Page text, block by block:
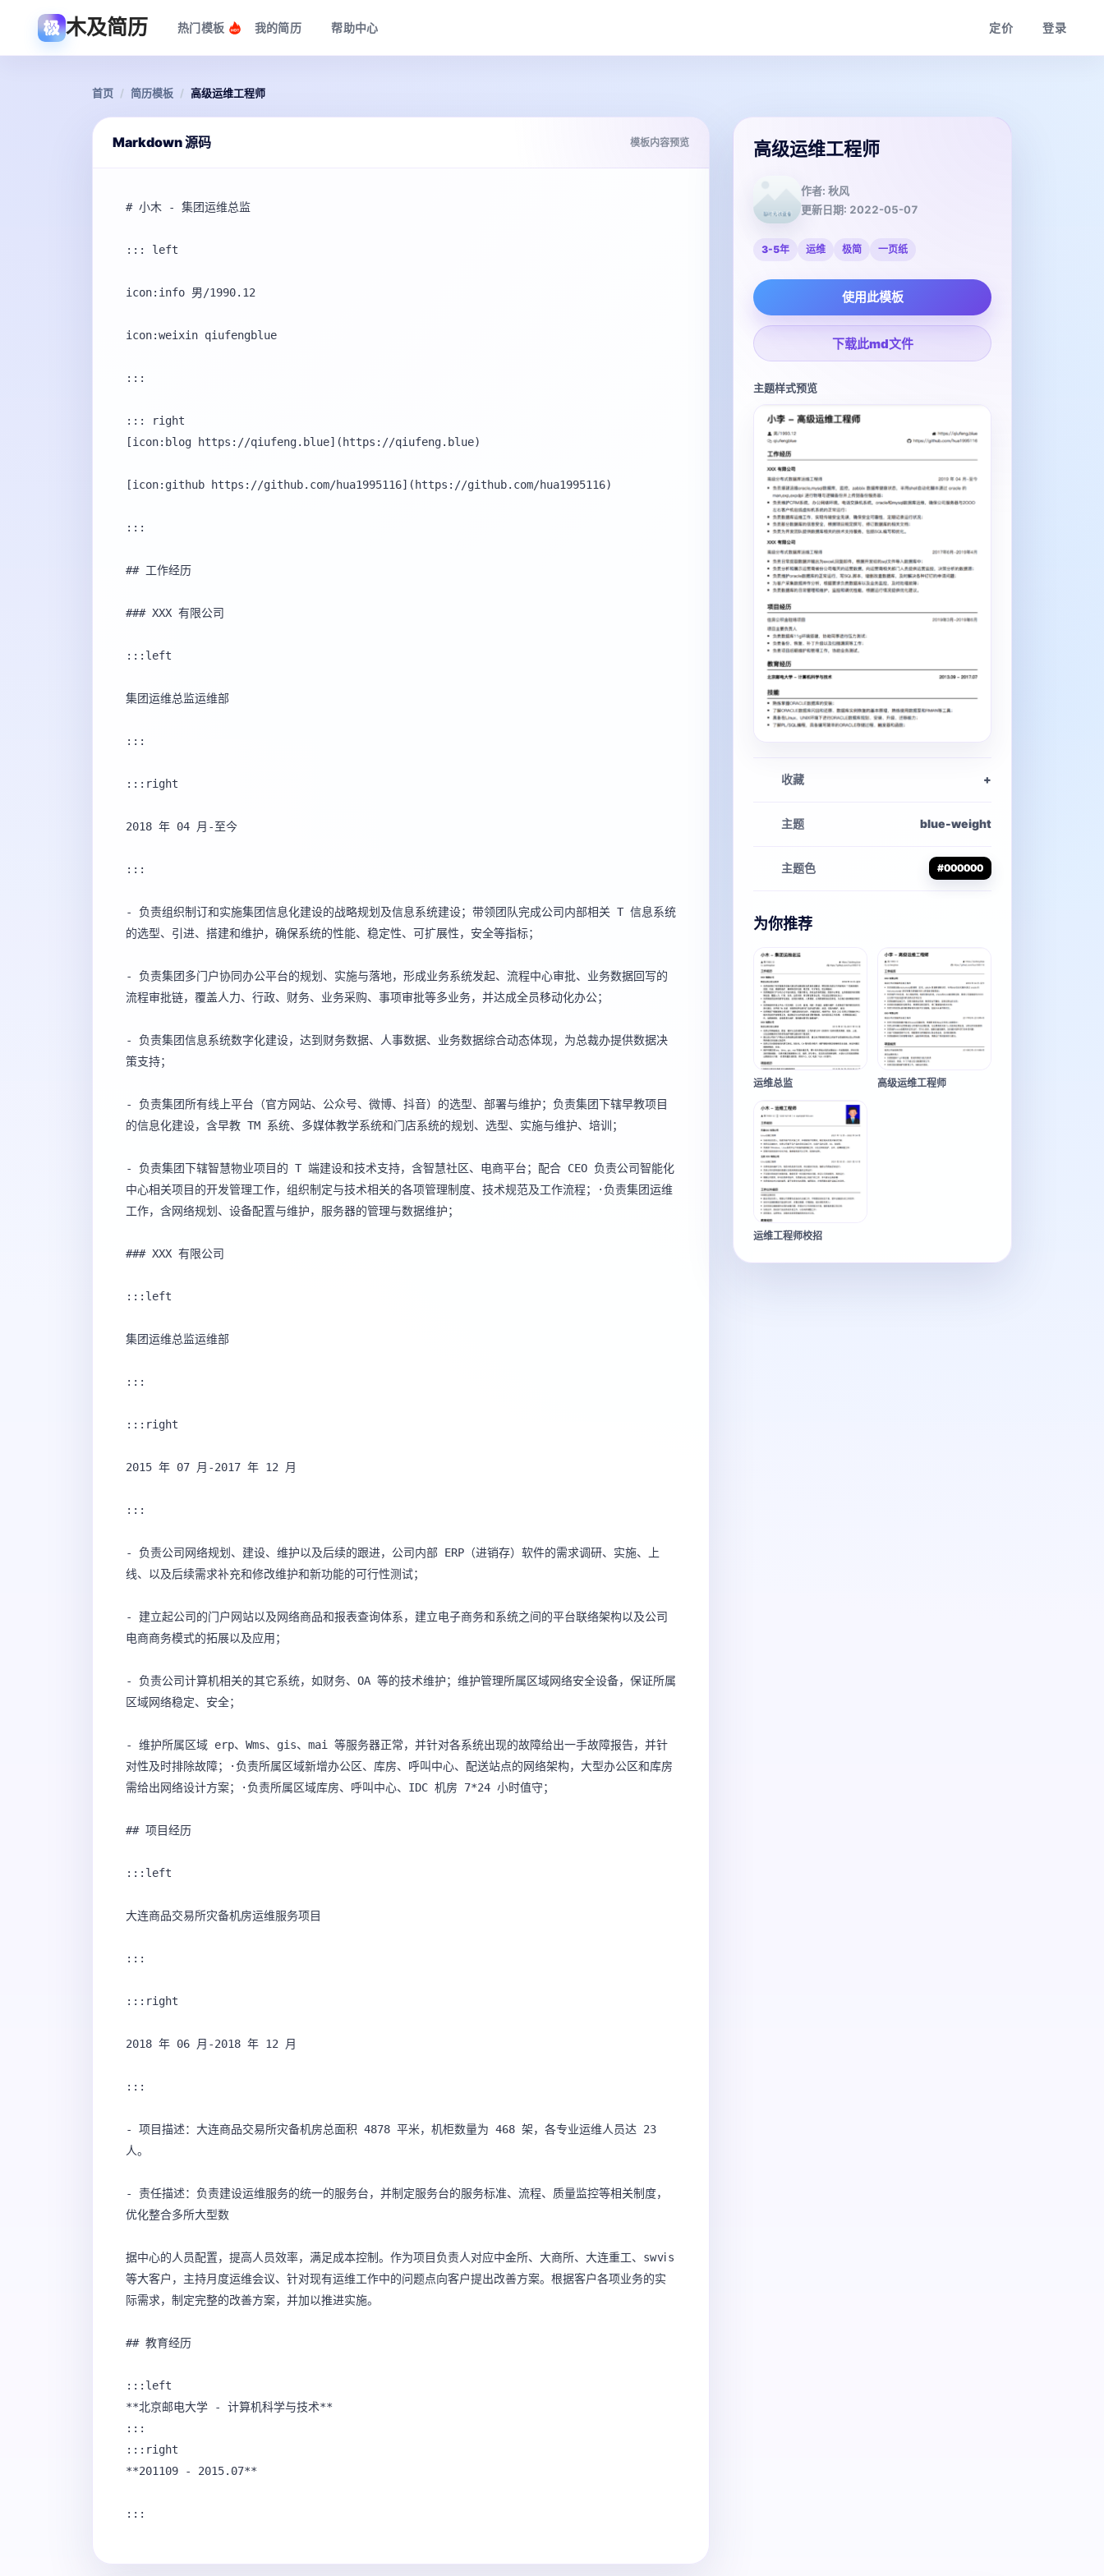
木及简历 热门模板 我的简历 帮助中心 定价 登录
首页 / 简历模板 / 高级运维工程师
Markdown 源码 模板内容预览
# 小木 - 集团运维总监
::: left
icon:info 男/1990.12
icon:weixin qiufengblue
:::
::: right
[icon:blog https://qiufeng.blue](https://qiufeng.blue)
[icon:github https://github.com/hua1995116](https://github.com/hua1995116)
:::
## 工作经历
### XXX 有限公司
:::left
集团运维总监运维部
:::
:::right
2018 年 04 月-至今
:::
- 负责组织制订和实施集团信息化建设的战略规划及信息系统建设；带领团队完成公司内部相关 T 信息系统
的选型、引进、搭建和维护，确保系统的性能、稳定性、可扩展性，安全等指标；
- 负责集团多门户协同办公平台的规划、实施与落地，形成业务系统发起、流程中心审批、业务数据回写的
流程审批链，覆盖人力、行政、财务、业务采购、事项审批等多业务，并达成全员移动化办公；
- 负责集团信息系统数字化建设，达到财务数据、人事数据、业务数据综合动态体现，为总裁办提供数据决
策支持；
- 负责集团所有线上平台（官方网站、公众号、微博、抖音）的选型、部署与维护；负责集团下辖早教项目
的信息化建设，含早教 TM 系统、多媒体教学系统和门店系统的规划、选型、实施与维护、培训；
- 负责集团下辖智慧物业项目的 T 端建设和技术支持，含智慧社区、电商平台；配合 CEO 负责公司智能化
中心相关项目的开发管理工作，组织制定与技术相关的各项管理制度、技术规范及工作流程；·负责集团运维
工作，含网络规划、设备配置与维护，服务器的管理与数据维护；
### XXX 有限公司
:::left
集团运维总监运维部
:::
:::right
2015 年 07 月-2017 年 12 月
:::
- 负责公司网络规划、建设、维护以及后续的跟进，公司内部 ERP（进销存）软件的需求调研、实施、上
线、以及后续需求补充和修改维护和新功能的可行性测试；
- 建立起公司的门户网站以及网络商品和报表查询体系，建立电子商务和系统之间的平台联络架构以及公司
电商商务模式的拓展以及应用；
- 负责公司计算机相关的其它系统，如财务、OA 等的技术维护；维护管理所属区域网络安全设备，保证所属
区域网络稳定、安全；
- 维护所属区域 erp、Wms、gis、mai 等服务器正常，并针对各系统出现的故障给出一手故障报告，并针
对性及时排除故障；·负责所属区域新增办公区、库房、呼叫中心、配送站点的网络架构，大型办公区和库房
需给出网络设计方案；·负责所属区域库房、呼叫中心、IDC 机房 7*24 小时值守；
## 项目经历
:::left
大连商品交易所灾备机房运维服务项目
:::
:::right
2018 年 06 月-2018 年 12 月
:::
- 项目描述：大连商品交易所灾备机房总面积 4878 平米，机柜数量为 468 架，各专业运维人员达 23
人。
- 责任描述：负责建设运维服务的统一的服务台，并制定服务台的服务标准、流程、质量监控等相关制度，
优化整合多所大型数
据中心的人员配置，提高人员效率，满足成本控制。作为项目负责人对应中金所、大商所、大连重工、swⅵs
等大客户，主持月度运维会议、针对现有运维工作中的问题点向客户提出改善方案。根据客户各项业务的实
际需求，制定完整的改善方案，并加以推进实施。
## 教育经历
:::left
**北京邮电大学 - 计算机科学与技术**
:::
:::right
**201109 - 2015.07**
高级运维工程师
作者: 秋风
更新日期: 2022-05-07
3-5年 运维 极简 一页纸
主题样式预览
收藏 +
主题 blue-weight
主题色 #000000
使用此模板
下载此md文件
为你推荐
运维总监 高级运维工程师
运维工程师校招